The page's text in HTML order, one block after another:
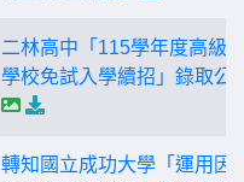
二林高中「115學年度高級
學校免試入學續招」錄取公
轉知國立成功大學「運用因